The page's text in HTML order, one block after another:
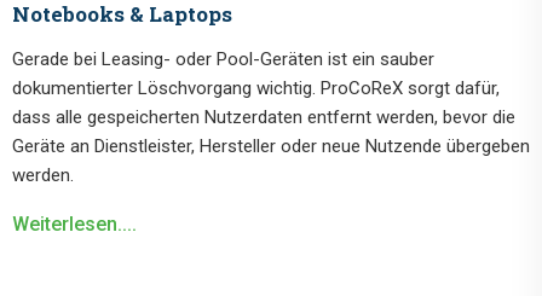
Notebooks & Laptops
Gerade bei Leasing- oder Pool-Geräten ist ein sauber
dokumentierter Löschvorgang wichtig. ProCoReX sorgt dafür,
dass alle gespeicherten Nutzerdaten entfernt werden, bevor die
Geräte an Dienstleister, Hersteller oder neue Nutzende übergeben
werden.
Weiterlesen....